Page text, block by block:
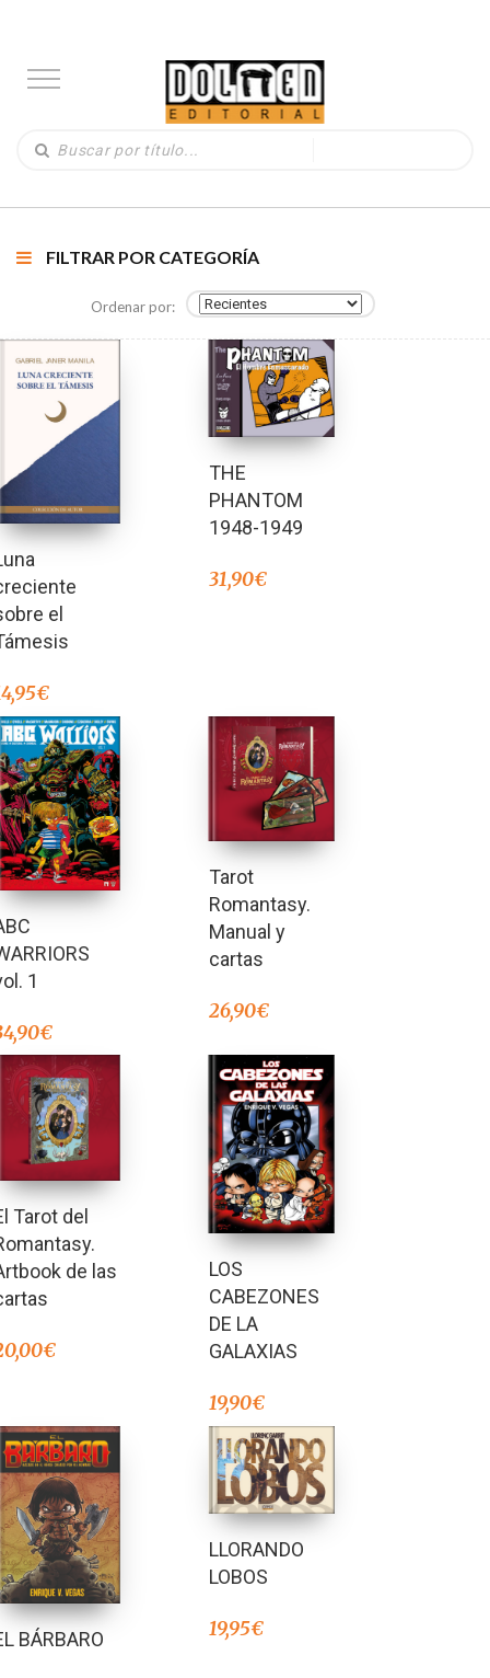
FILTRAR POR CATEGORÍA
Ordenar por:
el
€
THE
PHANTOM
1948-1949
31,90€
1
€
Tarot
Romantasy.
Manual y
cartas
26,90€
Tarot del
de las
€
LOS
CABEZONES
DE LA
GALAXIAS
19,90€
BÁRBARO
LLORANDO
LOBOS
19,95€